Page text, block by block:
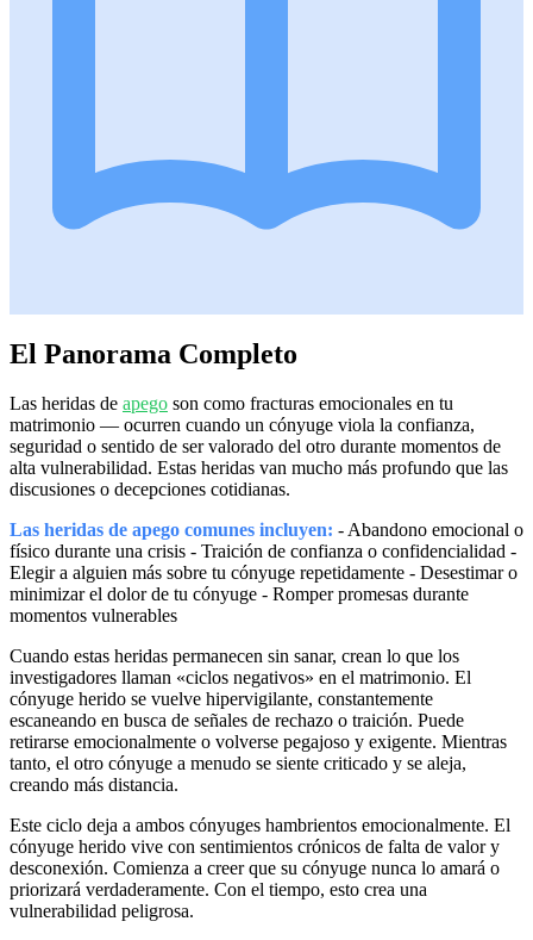
El Panorama Completo
Las heridas de apego son como fracturas emocionales en tu
matrimonio — ocurren cuando un cónyuge viola la confianza,
seguridad o sentido de ser valorado del otro durante momentos de
alta vulnerabilidad. Estas heridas van mucho más profundo que las
discusiones o decepciones cotidianas.
Las heridas de apego comunes incluyen: - Abandono emocional o
físico durante una crisis - Traición de confianza o confidencialidad -
Elegir a alguien más sobre tu cónyuge repetidamente - Desestimar o
minimizar el dolor de tu cónyuge - Romper promesas durante
momentos vulnerables
Cuando estas heridas permanecen sin sanar, crean lo que los
investigadores llaman «ciclos negativos» en el matrimonio. El
cónyuge herido se vuelve hipervigilante, constantemente
escaneando en busca de señales de rechazo o traición. Puede
retirarse emocionalmente o volverse pegajoso y exigente. Mientras
tanto, el otro cónyuge a menudo se siente criticado y se aleja,
creando más distancia.
Este ciclo deja a ambos cónyuges hambrientos emocionalmente. El
cónyuge herido vive con sentimientos crónicos de falta de valor y
desconexión. Comienza a creer que su cónyuge nunca lo amará o
priorizará verdaderamente. Con el tiempo, esto crea una
vulnerabilidad peligrosa.